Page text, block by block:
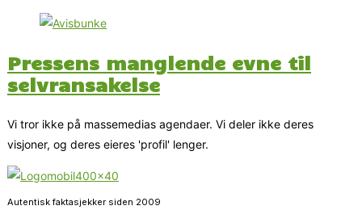
Pressens manglende evne til
selvransakelse
Vi tror ikke på massemedias agendaer. Vi deler ikke deres
visjoner, og deres eieres 'profil' lenger.
Autentisk faktasjekker siden 2009